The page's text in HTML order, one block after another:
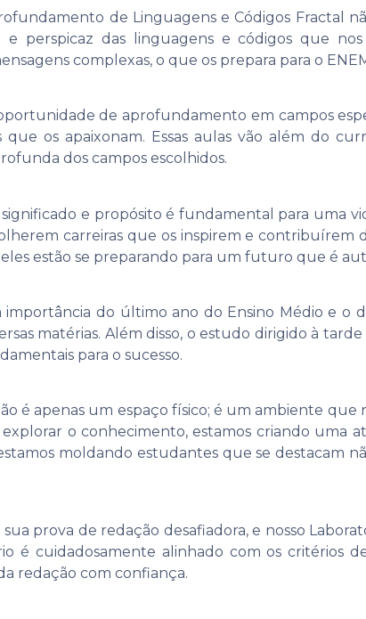
de Linguagens e Códigos Fractal
perspicaz das linguagens e códigos que
complexas, o que os prepara para o
de aprofundamento em campos
os apaixonam. Essas aulas vão além do
dos campos escolhidos.
e propósito é fundamental para uma
carreiras que os inspirem e contribuírem
estão se preparando para um futuro que é
do último ano do Ensino Médio e o
matérias. Além disso, o estudo dirigido à
para o sucesso.
é apenas um espaço físico; é um ambiente
o conhecimento, estamos criando uma
moldando estudantes que se destacam
prova de redação desafiadora, e nosso
é cuidadosamente alinhado com os critérios
redação com confiança.